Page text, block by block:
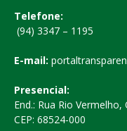
Telefone:
(94) 3347 – 1195
E-mail:
Presencial:
End.: Rua Rio
CEP: 68524-000